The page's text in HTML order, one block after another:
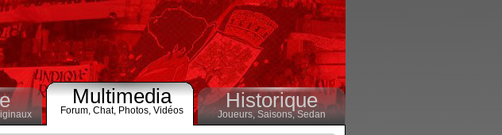
Multimedia
Forum, Chat, Photos, Vidéos Historique
Joueurs, Saisons,Sedan